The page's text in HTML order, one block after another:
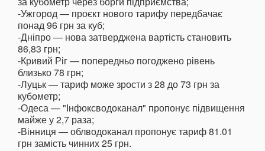
-Ужгород — проєкт нового тарифу передбачає
понад 96 грн за куб;
-Дніпро — нова затверджена вартість становить
86,83 грн;
-Кривий Ріг — попередньо погоджено рівень
близько 78 грн;
-Луцьк — тариф може зрости з 28 до 73 грн за
кубометр;
-Одеса — "Інфоксводоканал" пропонує підвищення
майже у 2,7 раза;
-Вінниця — облводоканал пропонує тариф 81.01
грн замість чинних 25 грн.